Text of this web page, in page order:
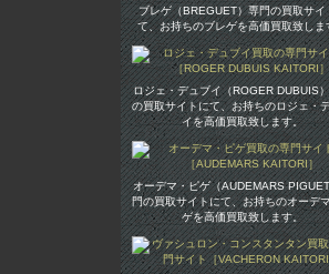
ブレゲ（BREGUET）専門の買取サイ
て、お持ちのブレゲを高価買取致しま
ロジェ・デュブイ（ROGER DUBUIS
の買取サイトにて、お持ちのロジェ・
イを高価買取致します。
オーデマ・ピゲ（AUDEMARS
門の買取サイトにて、お持ちのオーデ
ゲを高価買取致します。